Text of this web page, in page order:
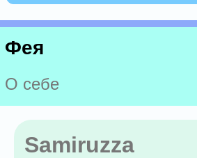
Фея
О себе
Samiruzza